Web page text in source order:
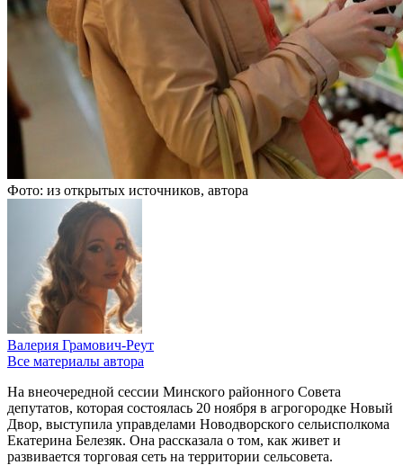
Фото: из открытых источников, автора
Валерия Грамович-Реут
Все материалы автора
На внеочередной сессии Минского районного Совета
депутатов, которая состоялась 20 ноября в агрогородке Новый
Двор, выступила управделами Новодворского сельисполкома
Екатерина Белезяк. Она рассказала о том, как живет и
развивается торговая сеть на территории сельсовета.